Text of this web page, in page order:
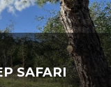
SAFARI